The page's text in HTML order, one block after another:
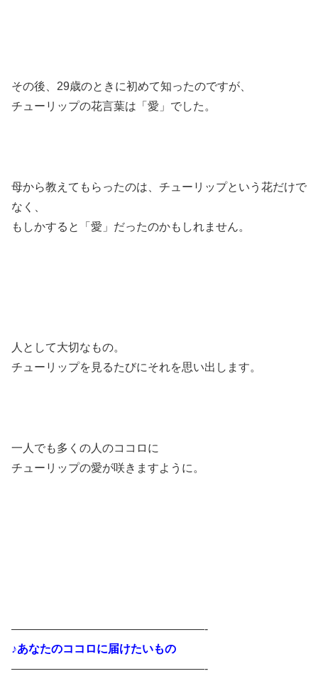
その後、29歳のときに初めて知ったのですが、
チューリップの花言葉は「愛」でした。
母から教えてもらったのは、チューリップという花だけで
なく、
もしかすると「愛」だったのかもしれません。
人として大切なもの。
チューリップを見るたびにそれを思い出します。
一人でも多くの人のココロに
チューリップの愛が咲きますように。
—————————————————-
♪あなたのココロに届けたいもの
—————————————————-